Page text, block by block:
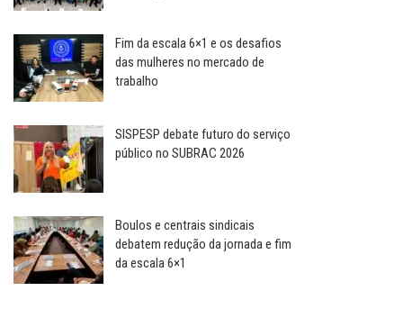
Fim da escala 6×1 e os desafios
das mulheres no mercado de
trabalho
SISPESP debate futuro do serviço
público no SUBRAC 2026
Boulos e centrais sindicais
debatem redução da jornada e fim
da escala 6×1